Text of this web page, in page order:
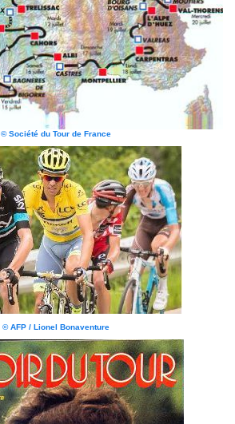
© Société du Tour de France
© AFP / Lionel Bonaventure